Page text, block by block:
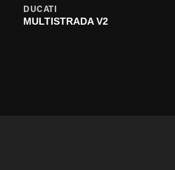
DUCATI
MULTISTRADA V2